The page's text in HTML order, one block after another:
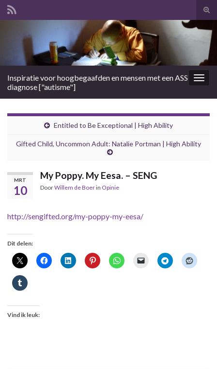
Search for:
Inspiratie voor hoogbegaafden en mensen met een ASS
diagnose ["autisme"]
Entitled to Be Exceptional | High Ability
Gifted Child, Uncommon Adult: Natalie Portman | High Ability
MRT
10
My Poppy. My Eesa. – SENG
DoorWillem de Boerin Opinie
http://sengifted.org/my-poppy-my-eesa/
Dit delen:
Vind ik leuk: